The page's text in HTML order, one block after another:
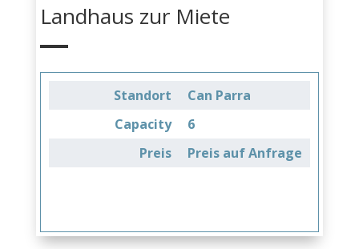
Landhaus zur Miete
Standort
Can Parra
Capacity
6
Preis
Preis auf Anfrage